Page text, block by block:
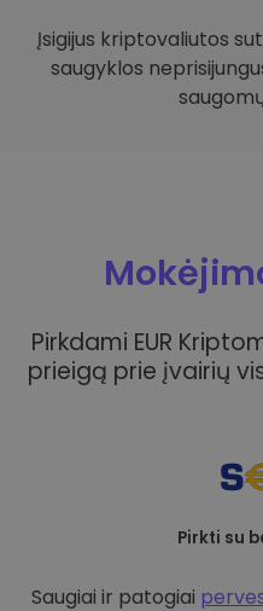
Įsigijus kriptovaliutos
saugyklos
Pirkdami EUR
prieigą prie įvairių
Pirkti su
Saugiai ir patogiai